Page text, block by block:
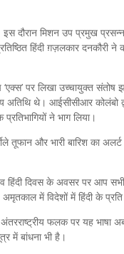
मिशन उप प्रमुख प्रसन्न
हिंदी ग़ज़लकार
पर लिखा उच्चायुक्त संतोष
अतिथि थे। आईसीसीआर कोलंबो
ने भाग लिया।
तूफान और भारी बारिश का
हिंदी दिवस के अवसर पर आप
में विदेशों में हिंदी के
फलक पर यह भाषा अब
में बांधना भी है।